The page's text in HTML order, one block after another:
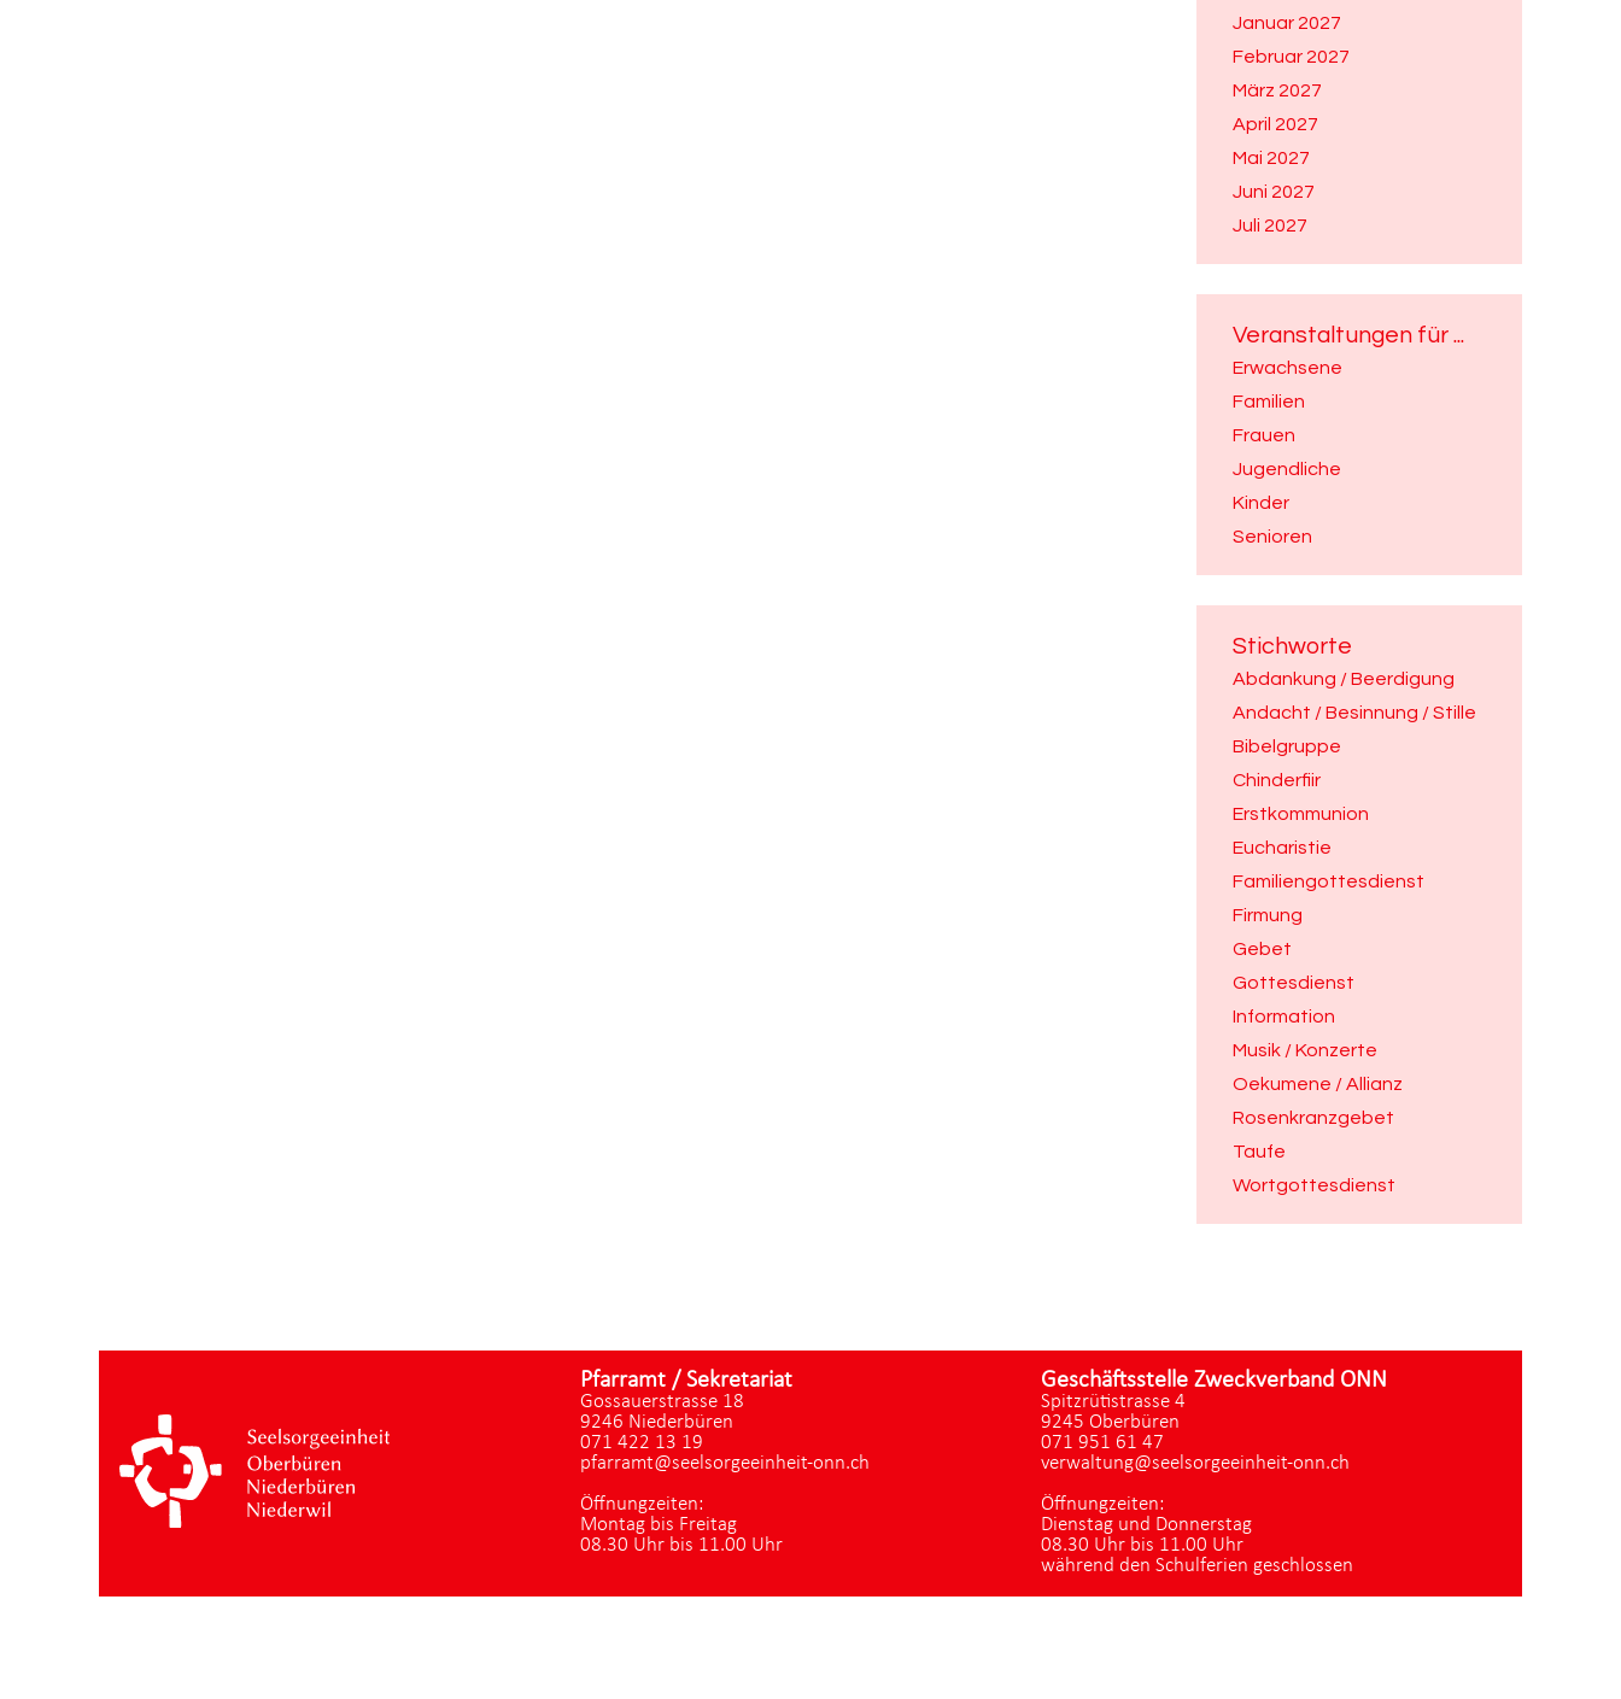
Januar 2027
Februar 2027
März 2027
April 2027
Mai 2027
Juni 2027
Juli 2027
Veranstaltungen für ...
Erwachsene
Familien
Frauen
Jugendliche
Kinder
Senioren
Stichworte
Abdankung / Beerdigung
Andacht / Besinnung / Stille
Bibelgruppe
Chinderfiir
Erstkommunion
Eucharistie
Familiengottesdienst
Firmung
Gebet
Gottesdienst
Information
Musik / Konzerte
Oekumene / Allianz
Rosenkranzgebet
Taufe
Wortgottesdienst
Pfarramt / Sekretariat
Gossauerstrasse 18
9246 Niederbüren
071 422 13 19
pfarramt@seelsorgeeinheit-onn.ch
Öffnungzeiten:
Montag bis Freitag
08.30 Uhr bis 11.00 Uhr
Geschäftsstelle Zweckverband ONN
Spitzrütistrasse 4
9245 Oberbüren
071 951 61 47
verwaltung@seelsorgeeinheit-onn.ch
Öffnungzeiten:
Dienstag und Donnerstag
08.30 Uhr bis 11.00 Uhr
während den Schulferien geschlossen